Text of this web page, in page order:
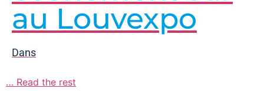
au Louvexpo
Dans
… Read the rest